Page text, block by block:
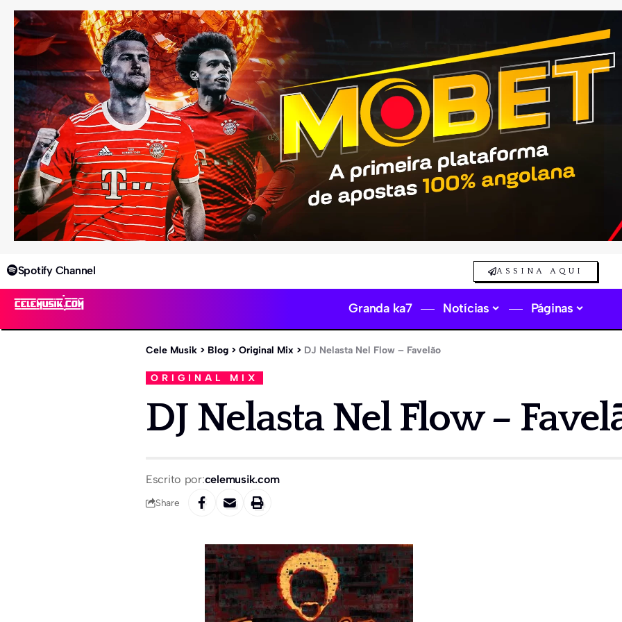
Spotify Channel ASSINA AQUI
Granda ka7 Notícias Páginas
Cele Musik > Blog > Original Mix > DJ Nelasta Nel Flow – Favelão
ORIGINAL MIX
DJ Nelasta Nel Flow –
Escrito por:celemusik.com
Share